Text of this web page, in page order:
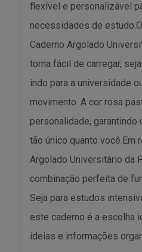
flexível e personalizável
necessidades de
Caderno Argolado
torna fácil de carregar,
indo para a universidade
movimento. A cor rosa
personalidade, garantindo
tão único quanto você.Em
Argolado Universitário da
combinação perfeita de
Seja para estudos
este caderno é a escolha
ideias e informações